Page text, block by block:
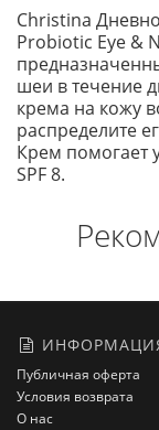
Christina
Probiotic Eye &
шеи в течение
крема на кожу
распределите
Крем помогает
SPF 8.
Публичная оферта
Условия возврата
О нас